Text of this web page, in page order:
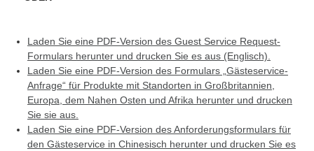
Laden Sie eine PDF-Version des Guest Service Request-
Formulars herunter und drucken Sie es aus (Englisch).
Laden Sie eine PDF-Version des Formulars „Gästeservice-
Anfrage“ für Produkte mit Standorten in Großbritannien,
Europa, dem Nahen Osten und Afrika herunter und drucken
Sie sie aus.
Laden Sie eine PDF-Version des Anforderungsformulars für
den Gästeservice in Chinesisch herunter und drucken Sie es